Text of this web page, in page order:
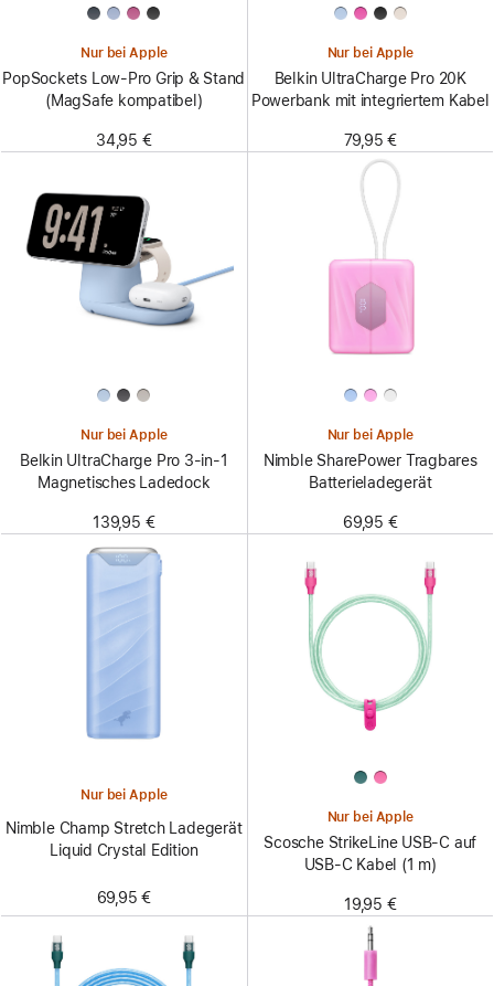
Nur bei Apple
PopSockets Low-Pro Grip & Stand
(MagSafe kompatibel)
34,95 €
Nur bei Apple
Belkin UltraCharge Pro 20K
Powerbank mit integriertem Kabel
79,95 €
Nur bei Apple
Belkin UltraCharge Pro 3-in-1
Magnetisches Ladedock
139,95 €
Nur bei Apple
Nimble SharePower Tragbares
Batterieladegerät
69,95 €
Nur bei Apple
Nimble Champ Stretch Ladegerät
Liquid Crystal Edition
69,95 €
Nur bei Apple
Scosche StrikeLine USB-C auf
USB-C Kabel (1 m)
19,95 €